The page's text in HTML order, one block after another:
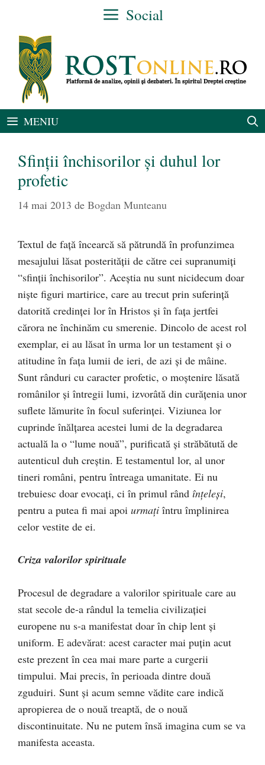
conținut
Social
MENIU
Sfinţii închisorilor şi duhul lor
profetic
14 mai 2013 de Bogdan Munteanu
Textul de faţă încearcă să pătrundă în profunzimea
mesajului lăsat posterităţii de către cei supranumiţi
“sfinţii închisorilor”. Aceştia nu sunt nicidecum doar
nişte figuri martirice, care au trecut prin suferinţă
datorită credinţei lor în Hristos şi în faţa jertfei
cărora ne închinăm cu smerenie. Dincolo de acest rol
exemplar, ei au lăsat în urma lor un testament şi o
atitudine în faţa lumii de ieri, de azi şi de mâine.
Sunt rânduri cu caracter profetic, o moştenire lăsată
românilor şi întregii lumi, izvorâtă din curăţenia unor
suflete lămurite în focul suferinţei. Viziunea lor
cuprinde înălţarea acestei lumi de la degradarea
actuală la o “lume nouă”, purificată şi străbătută de
autenticul duh creştin. E testamentul lor, al unor
tineri români, pentru întreaga umanitate. Ei nu
trebuiesc doar evocaţi, ci în primul rând înţeleşi,
pentru a putea fi mai apoi urmaţi întru împlinirea
celor vestite de ei.
Criza valorilor spirituale
Procesul de degradare a valorilor spirituale care au
stat secole de-a rândul la temelia civilizaţiei
europene nu s-a manifestat doar în chip lent şi
uniform. E adevărat: acest caracter mai puţin acut
este prezent în cea mai mare parte a curgerii
timpului. Mai precis, în perioada dintre două
zguduiri. Sunt şi acum semne vădite care indică
apropierea de o nouă treaptă, de o nouă
discontinuitate. Nu ne putem însă imagina cum se va
manifesta aceasta.